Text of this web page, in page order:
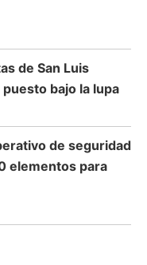
de San Luis
bajo la lupa
de seguridad
elementos para